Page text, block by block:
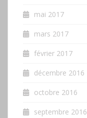
mai 2017
mars 2017
février 2017
décembre 2016
octobre 2016
septembre 2016